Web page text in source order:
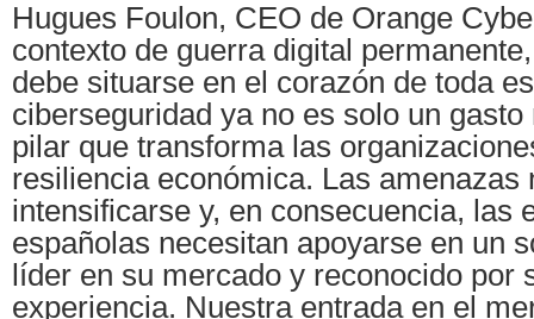
Hugues Foulon, CEO de Orange
contexto de guerra digital
debe situarse en el corazón de toda
ciberseguridad ya no es solo un
pilar que transforma las
resiliencia económica. Las amenazas
intensificarse y, en consecuencia, las
españolas necesitan apoyarse en un
líder en su mercado y reconocido por
experiencia. Nuestra entrada en el